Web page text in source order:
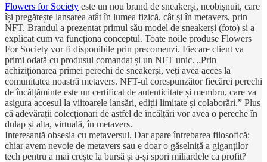
Flowers for Society este un nou brand de sneakerși, neobișnuit, care
își pregătește lansarea atât în lumea fizică, cât și în metavers, prin
NFT. Brandul a prezentat primul său model de sneakerși (foto) și a
explicat cum va funcționa conceptul. Toate noile produse Flowers
For Society vor fi disponibile prin precomenzi. Fiecare client va
primi odată cu produsul comandat și un NFT unic. „Prin
achiziționarea primei perechi de sneakerși, veți avea acces la
comunitatea noastră metavers. NFT-ul corespunzător fiecărei perechi
de încălțăminte este un certificat de autenticitate și membru, care va
asigura accesul la viitoarele lansări, ediții limitate și colaborări.” Plus
că adevărații colecționari de astfel de încălțări vor avea o pereche în
dulap și alta, virtuală, în metavers.
Interesantă obsesia cu metaversul. Dar apare întrebarea filosofică:
chiar avem nevoie de metavers sau e doar o găselniță a giganților
tech pentru a mai crește la bursă și a-și spori miliardele ca profit?